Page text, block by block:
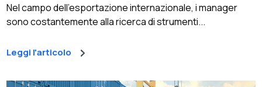
Nel campo dell'esportazione internazionale, i manager
sono costantemente alla ricerca di strumenti...
Leggi l'articolo